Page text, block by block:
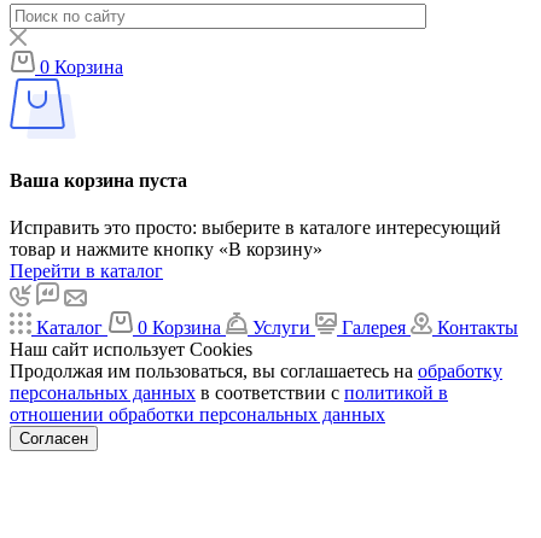
0 Корзина
Ваша корзина пуста
Исправить это просто: выберите в каталоге интересующий
товар и нажмите кнопку «В корзину»
Перейти в каталог
Каталог 0 Корзина Услуги Галерея
Контакты
Наш сайт использует Cookies
Продолжая им пользоваться, вы соглашаетесь на обработку
персональных данных в соответствии с политикой в
отношении обработки персональных данных
Согласен